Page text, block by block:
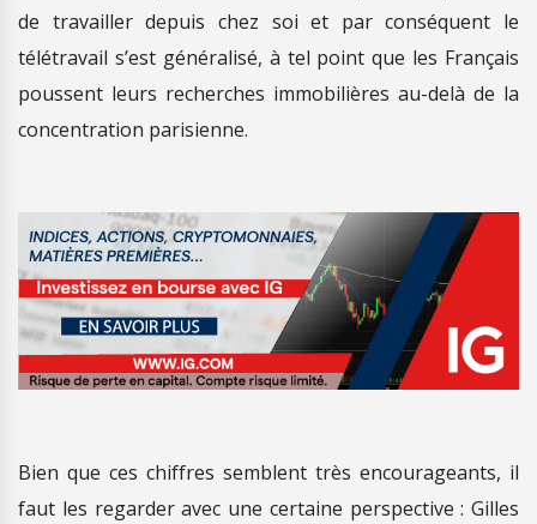
de travailler depuis chez soi et par conséquent le
télétravail s’est généralisé, à tel point que les Français
poussent leurs recherches immobilières au-delà de la
concentration parisienne.
Bien que ces chiffres semblent très encourageants, il
faut les regarder avec une certaine perspective : Gilles